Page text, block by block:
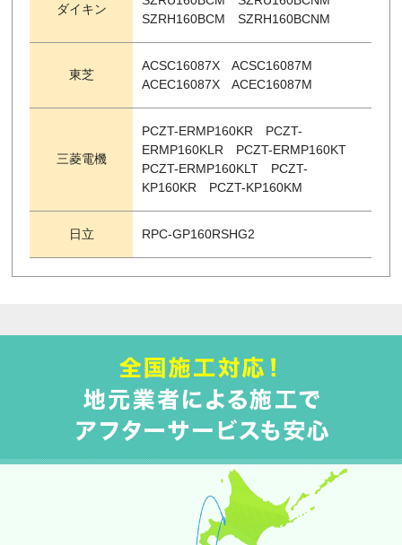
ダイキン
SZRH160BCM SZRH160BCNM
東芝
ACSC16087X ACSC16087M
ACEC16087X ACEC16087M
三菱電機
PCZT-ERMP160KR PCZT-
ERMP160KLR PCZT-ERMP160KT
PCZT-ERMP160KLT PCZT-
KP160KR PCZT-KP160KM
日立 RPC-GP160RSHG2